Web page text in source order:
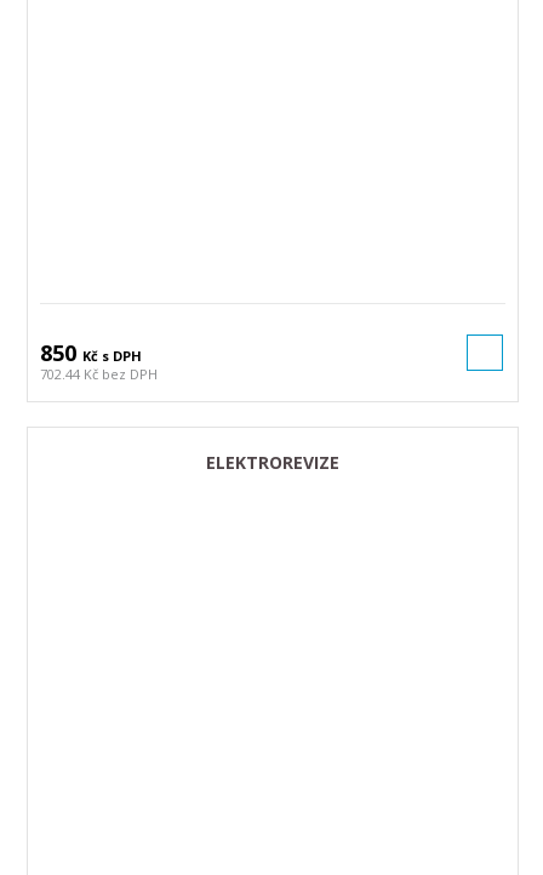
850 Kč s DPH
702.44 Kč bez DPH
ELEKTROREVIZE